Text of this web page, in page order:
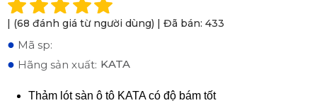
| (68 đánh giá từ người dùng) | Đã bán: 433
● Mã sp:
● Hãng sản xuất: KATA
Thảm lót sàn ô tô KATA có độ bám tốt